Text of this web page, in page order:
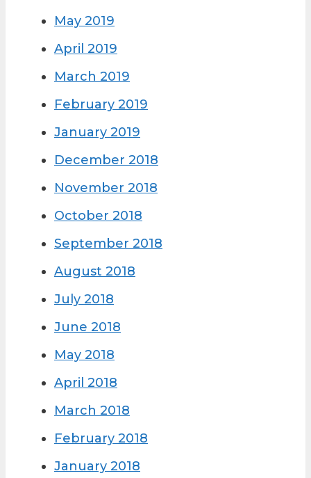
May 2019
April 2019
March 2019
February 2019
January 2019
December 2018
November 2018
October 2018
September 2018
August 2018
July 2018
June 2018
May 2018
April 2018
March 2018
February 2018
January 2018